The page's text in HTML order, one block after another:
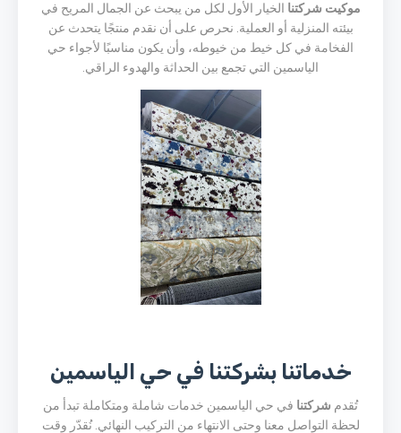
موكيت شركتنا الخيار الأول لكل من يبحث عن الجمال المريح في
بيئته المنزلية أو العملية. نحرص على أن نقدم منتجًا يتحدث عن
الفخامة في كل خيط من خيوطه، وأن يكون مناسبًا لأجواء حي
الياسمين التي تجمع بين الحداثة والهدوء الراقي.
خدماتنا بشركتنا في حي الياسمين
تُقدم شركتنا في حي الياسمين خدمات شاملة ومتكاملة تبدأ من
لحظة التواصل معنا وحتى الانتهاء من التركيب النهائي. نُقدّر وقت